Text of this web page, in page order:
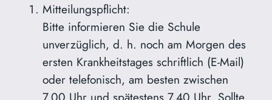
Mitteilungspflicht:
Bitte informieren Sie die Schule
unverzüglich, d. h. noch am Morgen des
ersten Krankheitstages schriftlich (E-Mail)
oder telefonisch, am besten zwischen